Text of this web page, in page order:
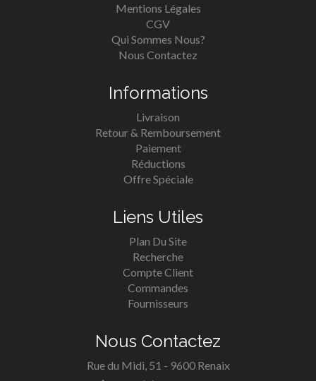
Mentions Légales
CGV
Qui Sommes Nous?
Nous Contactez
Informations
Livraison
Retour & Remboursement
Paiement
Réductions
Offre Spéciale
Liens Utiles
Plan Du Site
Recherche
Compte Client
Commandes
Fournisseurs
Nous Contactez
Rue du Midi, 51 - 9600 Renaix